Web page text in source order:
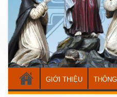
GIỚI THIỆU